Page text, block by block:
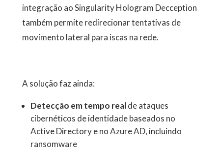
integração ao Singularity Hologram Decception
também permite redirecionar tentativas de
movimento lateral para iscas na rede.
A solução faz ainda:
Detecção em tempo realde ataques
cibernéticos de identidade baseados no
Active Directory e no Azure AD, incluindo
ransomware